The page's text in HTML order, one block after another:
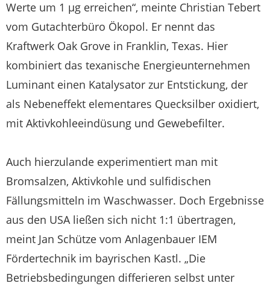
Werte um 1 µg erreichen“, meinte Christian Tebert
vom Gutachterbüro Ökopol. Er nennt das
Kraftwerk Oak Grove in Franklin, Texas. Hier
kombiniert das texanische Energieunternehmen
Luminant einen Katalysator zur Entstickung, der
als Nebeneffekt elementares Quecksilber oxidiert,
mit Aktivkohleeindüsung und Gewebefilter.
Auch hierzulande experimentiert man mit
Bromsalzen, Aktivkohle und sulfidischen
Fällungsmitteln im Waschwasser. Doch Ergebnisse
aus den USA ließen sich nicht 1:1 übertragen,
meint Jan Schütze vom Anlagenbauer IEM
Fördertechnik im bayrischen Kastl. „Die
Betriebsbedingungen differieren selbst unter